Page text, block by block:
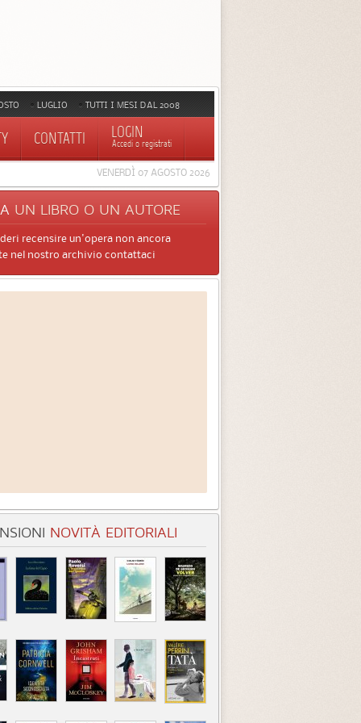
LUGLIO TUTTI I MESI DAL 2008
CONTATTI LOGIN
Accedi o registrati
VENERDÌ 07 AGOSTO 2026
UN LIBRO O UN AUTORE
recensire un'opera non ancora
nel nostro archivio contattaci
NOVITÀ EDITORIALI